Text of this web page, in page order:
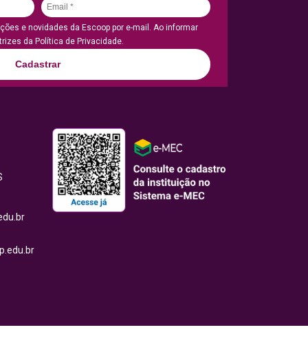
e novidades da Escoop por e-mail. Ao informar
da Política de Privacidade.
Cadastrar